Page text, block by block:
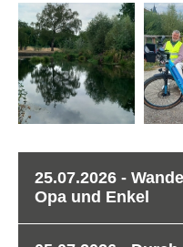
25.07.2026 -
Opa und Enkel